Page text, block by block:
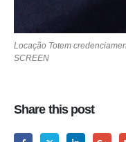
Locação Totem
SCREEN
Share this post